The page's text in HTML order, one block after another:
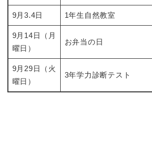
9月3.4日 1年生自然教室
9月14日（月
曜日）
お弁当の日
9月29日（火
曜日）
3年学力診断テスト